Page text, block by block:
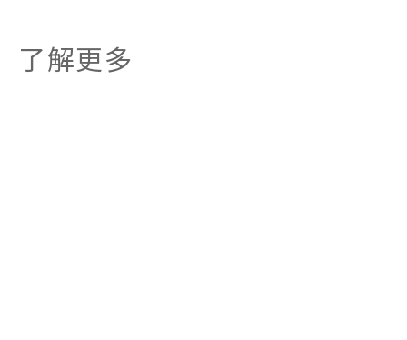
了解更多